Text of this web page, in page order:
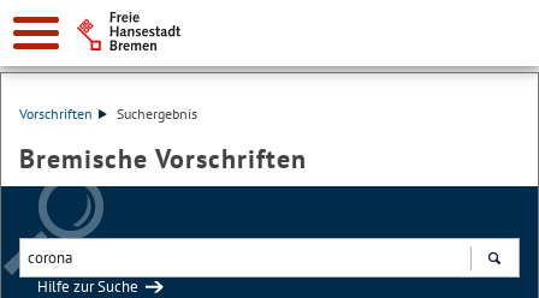
Vorschriften Suchergebnis
Bremische Vorschriften
Hilfe zur Suche